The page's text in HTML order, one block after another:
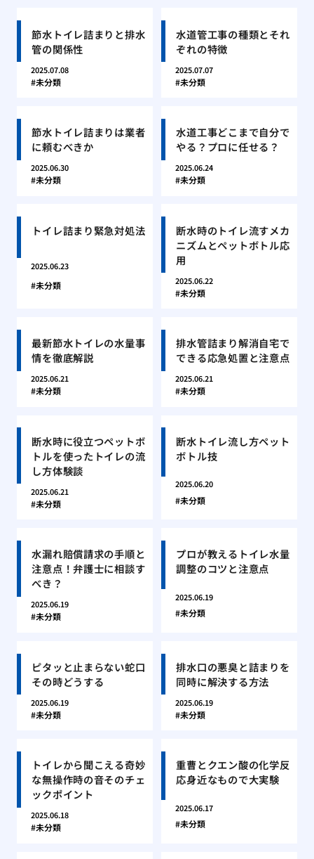
節水トイレ詰まりと排水
管の関係性
2025.07.08
未分類
水道管工事の種類とそれ
ぞれの特徴
2025.07.07
未分類
節水トイレ詰まりは業者
に頼むべきか
2025.06.30
未分類
水道工事どこまで自分で
やる？プロに任せる？
2025.06.24
未分類
トイレ詰まり緊急対処法
2025.06.23
未分類
断水時のトイレ流すメカ
ニズムとペットボトル応
用
2025.06.22
未分類
最新節水トイレの水量事
情を徹底解説
2025.06.21
未分類
排水管詰まり解消自宅で
できる応急処置と注意点
2025.06.21
未分類
断水時に役立つペットボ
トルを使ったトイレの流
し方体験談
2025.06.21
未分類
断水トイレ流し方ペット
ボトル技
2025.06.20
未分類
水漏れ賠償請求の手順と
注意点！弁護士に相談す
べき？
2025.06.19
未分類
プロが教えるトイレ水量
調整のコツと注意点
2025.06.19
未分類
ピタッと止まらない蛇口
その時どうする
2025.06.19
未分類
排水口の悪臭と詰まりを
同時に解決する方法
2025.06.19
未分類
トイレから聞こえる奇妙
な無操作時の音そのチェ
ックポイント
2025.06.18
未分類
重曹とクエン酸の化学反
応身近なもので大実験
2025.06.17
未分類